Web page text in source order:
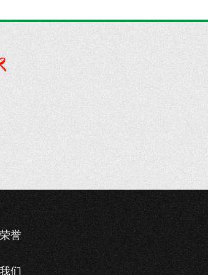
誉
们